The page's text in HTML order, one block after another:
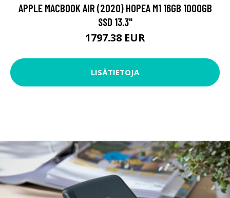
APPLE MACBOOK AIR (2020) HOPEA M1 16GB 1000GB
SSD 13.3"
1797.38 EUR
LISÄTIETOJA